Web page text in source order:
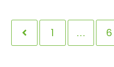
1 … 6